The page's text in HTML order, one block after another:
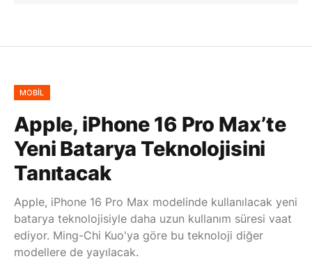
MOBIL
Apple, iPhone 16 Pro Max’te
Yeni Batarya Teknolojisini
Tanıtacak
Apple, iPhone 16 Pro Max modelinde kullanılacak yeni
batarya teknolojisiyle daha uzun kullanım süresi vaat
ediyor. Ming-Chi Kuo'ya göre bu teknoloji diğer
modellere de yayılacak.